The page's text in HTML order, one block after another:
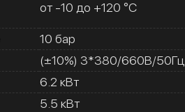
от -10 до +120 °C
10 бар
(±10%) 3*380/660В/50Гц
6.2 кВт
5.5 кВт